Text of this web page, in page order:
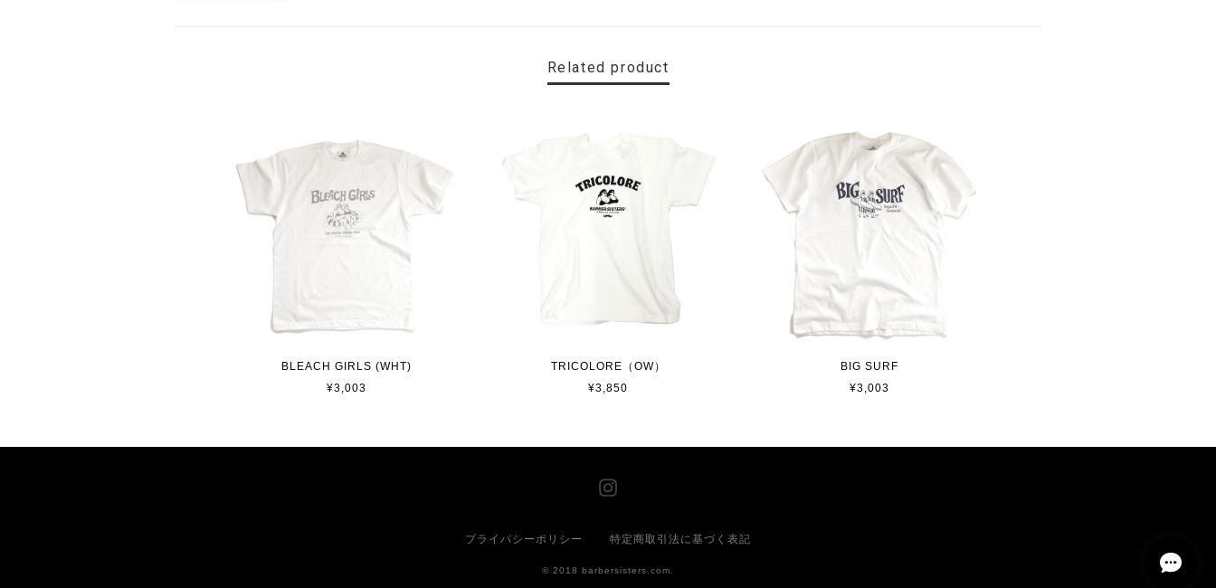
Related product
BLEACH GIRLS (WHT)
¥3,003
TRICOLORE（OW）
¥3,850
BIG SURF
¥3,003
プライバシーポリシー 特定商取引法に基づく表記
© 2018 barbersisters.com.